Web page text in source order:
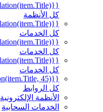
{{mmc.getCurrentTranslation(item.Title)}}
كل الأنظمة
{{mmc.getCurrentTranslation(item.Title)}}
كل الخدمات
{{mmc.getCurrentTranslation(item.Title)}}
كل الخدمات
{{mmc.getCurrentTranslation(item.Title)}}
كل الخدمات
{{mmc.getTrimmedTranslation(item.Title, 45)}}
كل الروابط
الأنظمة الإلكترونية
الخدمات السحابية